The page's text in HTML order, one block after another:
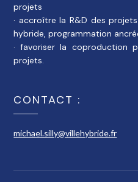
projets
· accroître la R&D des
hybride, programmation
· favoriser la coproduction
projets.
CONTACT :
michael.silly@villehybride.fr